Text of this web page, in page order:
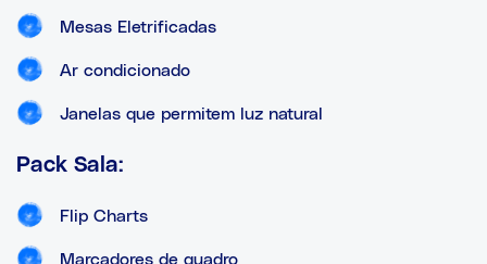
Mesas Eletrificadas
Ar condicionado
Janelas que permitem luz natural
Pack Sala:
Flip Charts
Marcadores de quadro